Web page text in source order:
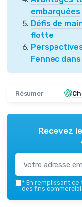
embarquées
Défis de
flotte
Fennec
Résumer
Recevez
* En remplissant ce
des fins